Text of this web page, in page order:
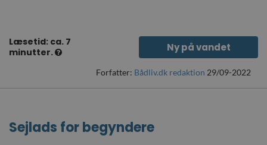
Læsetid: ca. 7
minutter.
Ny på vandet
Forfatter: Bådliv.dk redaktion 29/09-2022
Sejlads for begyndere